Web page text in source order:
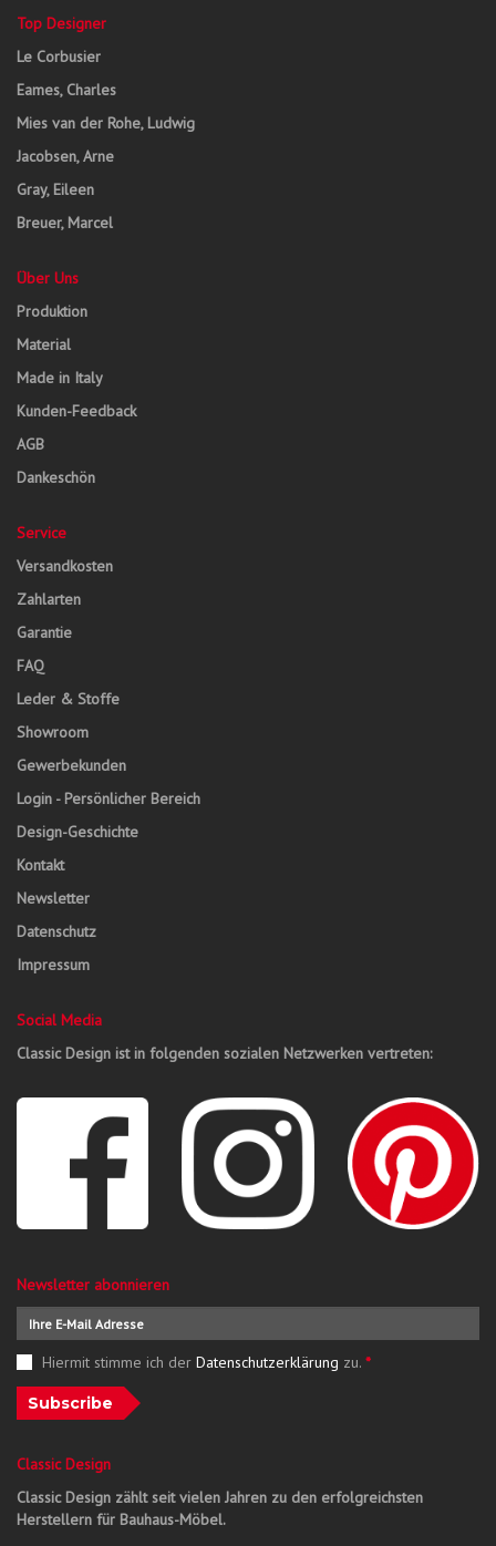
Top Designer
Le Corbusier
Eames, Charles
Mies van der Rohe, Ludwig
Jacobsen, Arne
Gray, Eileen
Breuer, Marcel
Über Uns
Produktion
Material
Made in Italy
Kunden-Feedback
AGB
Dankeschön
Service
Versandkosten
Zahlarten
Garantie
FAQ
Leder & Stoffe
Showroom
Gewerbekunden
Login - Persönlicher Bereich
Design-Geschichte
Kontakt
Newsletter
Datenschutz
Impressum
Social Media
Classic Design ist in folgenden sozialen Netzwerken vertreten:
Newsletter abonnieren
Hiermit stimme ich der Datenschutzerklärung zu. *
Subscribe
Classic Design
Classic Design zählt seit vielen Jahren zu den erfolgreichsten
Herstellern für Bauhaus-Möbel.